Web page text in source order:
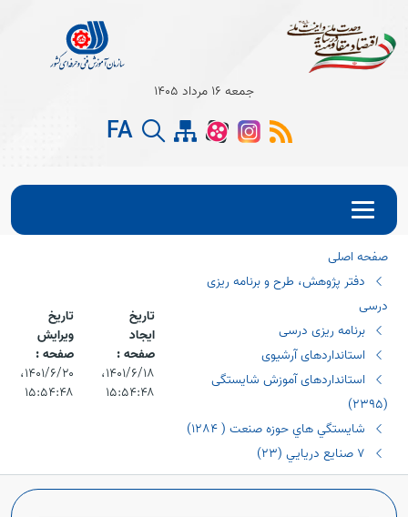
Open
جمعه 16 مرداد 1405
FA
صفحه اصلی
دفتر پژوهش، طرح و برنامه ریزی
درسی
برنامه ریزی درسی
استانداردهای آرشیوی
استانداردهای آموزش شایستگی
(٢٣٩٥)
شايستگي هاي حوزه صنعت ( ١٢٨٤)
٧ صنايع دريايي (٢٣)
تاریخ
ایجاد
صفحه :
۱۴۰۱/۶/۱۸،‏
۱۵:۵۴:۴۸
تاریخ
ویرایش
صفحه :
۱۴۰۱/۶/۲۰،‏
۱۵:۵۴:۴۸